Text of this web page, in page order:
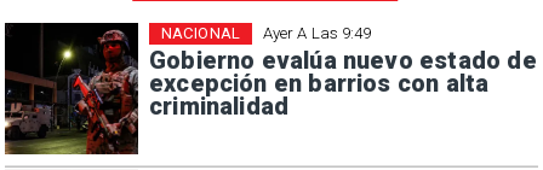
Ayer A Las 9:49
Gobierno evalúa nuevo estado de
excepción en barrios con alta
criminalidad
NACIONAL